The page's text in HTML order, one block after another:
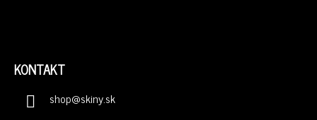
KONTAKT
shop@skiny.sk